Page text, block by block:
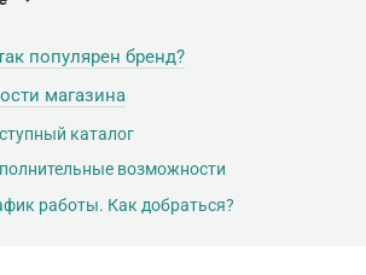
популярен бренд?
магазина
каталог
возможности
работы. Как добраться?